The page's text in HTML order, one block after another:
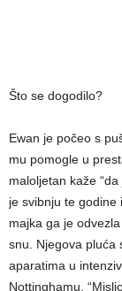
Što se dogodilo?
Ewan je počeo s
mu pomogle u
maloljetan kaže
je svibnju te godine
majka ga je
snu. Njegova pluća
aparatima u
Nottinghamu.